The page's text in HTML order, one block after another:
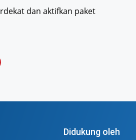
dan aktifkan paket
Didukung oleh